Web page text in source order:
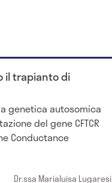
il trapianto di
genetica autosomica
del gene CFTCR
Conductance
Dr.ssa Marialuisa Lugaresi